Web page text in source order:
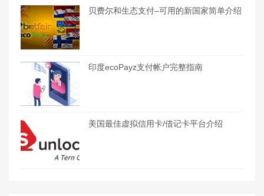
贝费尔和生态支付–可用的新国家简单介绍
印度ecoPayz支付帐户完整指南
美国最佳虚拟信用卡/借记卡平台介绍